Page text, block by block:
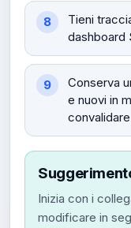
Tieni
dashboard
Conserva
e nuovi in
Inizia con i
modificare in